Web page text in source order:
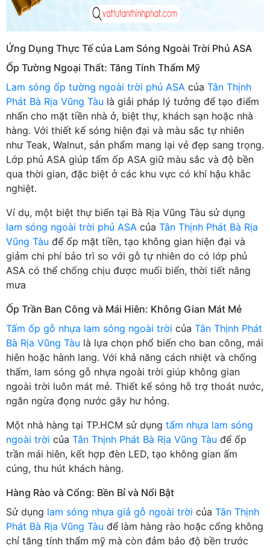
Ứng Dụng Thực Tế của Lam Sóng Ngoài Trời Phủ ASA
Ốp Tường Ngoại Thất: Tăng Tính Thẩm Mỹ
Lam sóng ốp tường ngoài trời phủ ASA của Tân Thịnh
Phát Bà Rịa Vũng Tàu là giải pháp lý tưởng để tạo điểm
nhấn cho mặt tiền nhà ở, biệt thự, khách sạn hoặc nhà
hàng. Với thiết kế sóng hiện đại và màu sắc tự nhiên
như Teak, Walnut, sản phẩm mang lại vẻ đẹp sang trọng.
Lớp phủ ASA giúp tấm ốp ASA giữ màu sắc và độ bền
qua thời gian, đặc biệt ở các khu vực có khí hậu khắc
nghiệt.
Ví dụ, một biệt thự biển tại Bà Rịa Vũng Tàu sử dụng
lam sóng ngoài trời phủ ASA của Tân Thịnh Phát Bà Rịa
Vũng Tàu để ốp mặt tiền, tạo không gian hiện đại và
giảm chi phí bảo trì so với gỗ tự nhiên do có lớp phủ
ASA có thể chống chịu được muối biển, thời tiết nắng
mưa
Ốp Trần Ban Công và Mái Hiên: Không Gian Mát Mẻ
Tấm ốp gỗ nhựa lam sóng ngoài trời của Tân Thịnh Phát
Bà Rịa Vũng Tàu là lựa chọn phổ biến cho ban công, mái
hiên hoặc hành lang. Với khả năng cách nhiệt và chống
thấm, lam sóng gỗ nhựa ngoài trời giúp không gian
ngoài trời luôn mát mẻ. Thiết kế sóng hỗ trợ thoát nước,
ngăn ngừa đọng nước gây hư hỏng.
Một nhà hàng tại TP.HCM sử dụng tấm nhựa lam sóng
ngoài trời của Tân Thịnh Phát Bà Rịa Vũng Tàu để ốp
trần mái hiên, kết hợp đèn LED, tạo không gian ấm
cúng, thu hút khách hàng.
Hàng Rào và Cổng: Bền Bỉ và Nổi Bật
Sử dụng lam sóng nhựa giả gỗ ngoài trời của Tân Thịnh
Phát Bà Rịa Vũng Tàu để làm hàng rào hoặc cổng không
chỉ tăng tính thẩm mỹ mà còn đảm bảo độ bền trước